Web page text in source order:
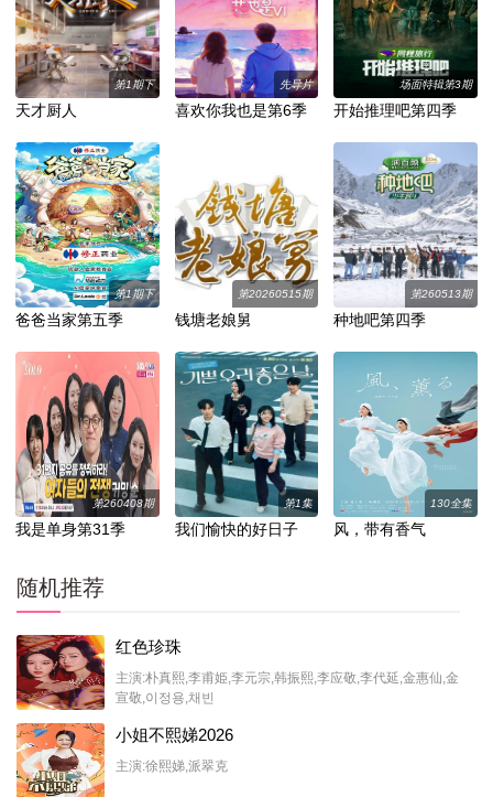
第1期下
天才厨人
先导片
喜欢你我也是第6季
场面特辑第3期
开始推理吧第四季
第1期下
爸爸当家第五季
第20260515期
钱塘老娘舅
第260513期
种地吧第四季
第260408期
我是单身第31季
第1集
我们愉快的好日子
130全集
风，带有香气
随机推荐
红色珍珠
主演:朴真熙,李甫姫,李元宗,韩振熙,李应敬,李代延,金惠仙,金
宣敬,이정용,채빈
小姐不熙娣2026
主演:徐熙娣,派翠克